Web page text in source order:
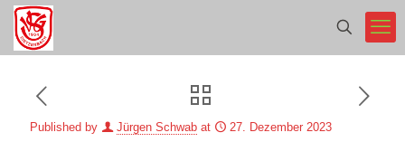
Published by Jürgen Schwab at 27. Dezember 2023